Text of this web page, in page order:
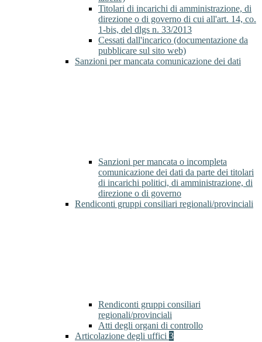
Titolari di incarichi di amministrazione, di
direzione o di governo di cui all'art. 14, co.
1-bis, del dlgs n. 33/2013
Cessati dall'incarico (documentazione da
pubblicare sul sito web)
Sanzioni per mancata comunicazione dei dati
Sanzioni per mancata o incompleta
comunicazione dei dati da parte dei titolari
di incarichi politici, di amministrazione, di
direzione o di governo
Rendiconti gruppi consiliari regionali/provinciali
Rendiconti gruppi consiliari
regionali/provinciali
Atti degli organi di controllo
Articolazione degli uffici 3